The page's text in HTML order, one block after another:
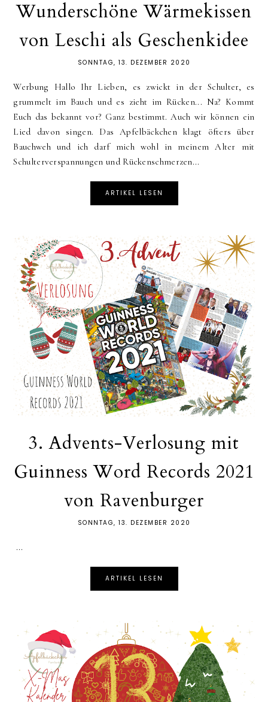
Wunderschöne Wärmekissen
von Leschi als Geschenkidee
SONNTAG, 13. DEZEMBER 2020
Werbung Hallo Ihr Lieben, es zwickt in der Schulter, es
grummelt im Bauch und es zieht im Rücken... Na? Kommt
Euch das bekannt vor? Ganz bestimmt. Auch wir können ein
Lied davon singen. Das Apfelbäckchen klagt öfters über
Bauchweh und ich darf mich wohl in meinem Alter mit
Schulterverspannungen und Rückenschmerzen...
ARTIKEL LESEN
3. Advents-Verlosung mit
Guinness Word Records 2021
von Ravenburger
SONNTAG, 13. DEZEMBER 2020
...
ARTIKEL LESEN